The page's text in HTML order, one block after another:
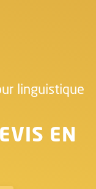
linguistique
EN